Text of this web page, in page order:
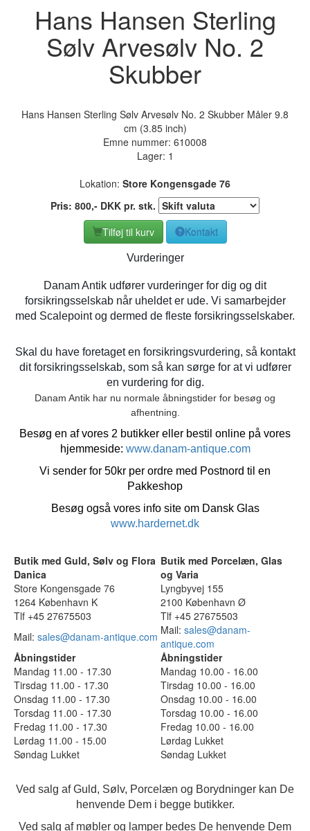
Hans Hansen Sterling
Sølv Arvesølv No. 2
Skubber
Hans Hansen Sterling Sølv Arvesølv No. 2 Skubber Måler 9.8
cm (3.85 inch)
Emne nummer: 610008
Lager: 1
Lokation: Store Kongensgade 76
Pris: 800,- DKK pr. stk.
Tilføj til kurv
Kontakt
Vurderinger
Danam Antik udfører vurderinger for dig og dit
forsikringsselskab når uheldet er ude. Vi samarbejder
med Scalepoint og dermed de fleste forsikringsselskaber.
Skal du have foretaget en forsikringsvurdering, så kontakt
dit forsikringsselskab, som så kan sørge for at vi udfører
en vurdering for dig.
Danam Antik har nu normale åbningstider for besøg og
afhentning.
Besøg en af vores 2 butikker eller bestil online på vores
hjemmeside: www.danam-antique.com
Vi sender for 50kr per ordre med Postnord til en
Pakkeshop
Besøg også vores info site om Dansk Glas
www.hardernet.dk
Butik med Guld, Sølv og Flora
Danica
Butik med Porcelæn, Glas
og Varia
Store Kongensgade 76
Lyngbyvej 155
1264 København K
2100 København Ø
Tlf +45 27675503
Tlf +45 27675503
Mail: sales@danam-antique.com Mail: sales@danam-
antique.com
Åbningstider
Åbningstider
Mandag 11.00 - 17.30
Mandag 10.00 - 16.00
Tirsdag 11.00 - 17.30
Tirsdag 10.00 - 16.00
Onsdag 11.00 - 17.30
Onsdag 10.00 - 16.00
Torsdag 11.00 - 17.30
Torsdag 10.00 - 16.00
Fredag 11.00 - 17.30
Fredag 10.00 - 16.00
Lørdag 11.00 - 15.00
Lørdag Lukket
Søndag Lukket
Søndag Lukket
Ved salg af Guld, Sølv, Porcelæn og Borydninger kan De
henvende Dem i begge butikker.
Ved salg af møbler og lamper bedes De henvende Dem